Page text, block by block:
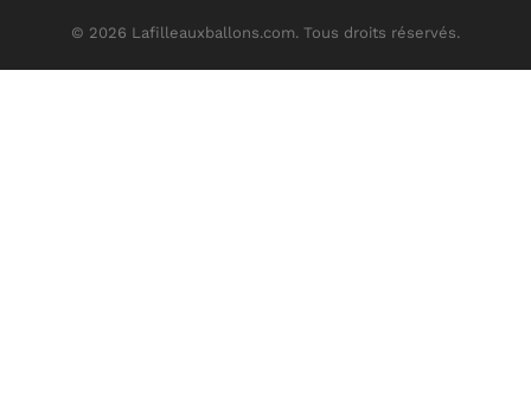
© 2026 Lafilleauxballons.com. Tous droits réservés.